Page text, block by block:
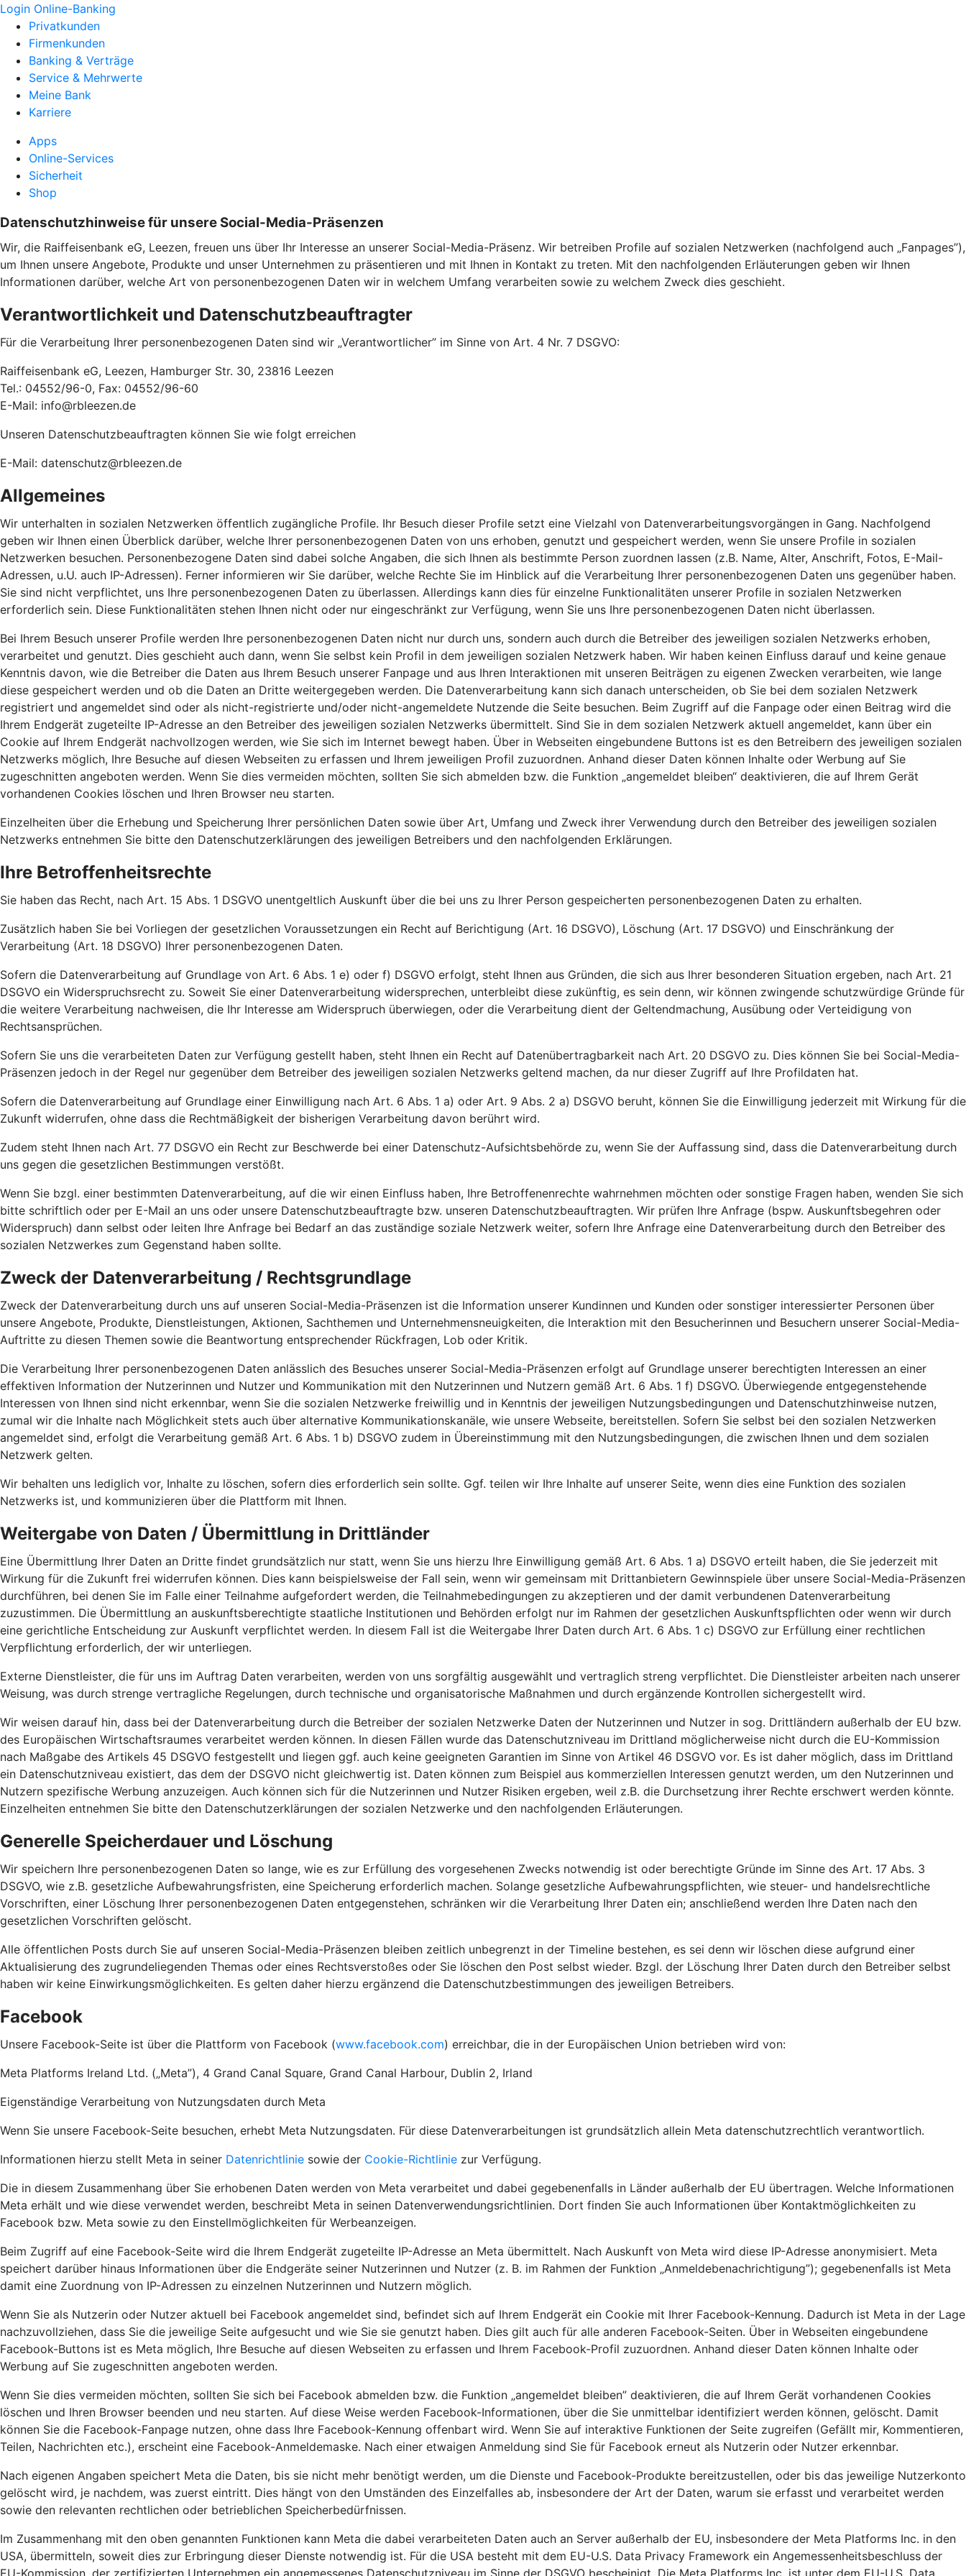
Login Online-Banking
Privatkunden
Firmenkunden
Banking & Verträge
Service & Mehrwerte
Meine Bank
Karriere
Apps
Online-Services
Sicherheit
Shop
Datenschutzhinweise für unsere Social-Media-Präsenzen
Wir, die Raiffeisenbank eG, Leezen, freuen uns über Ihr Interesse an unserer Social-Media-Präsenz. Wir betreiben Profile auf sozialen Netzwerken (nachfolgend auch „Fanpages”),
um Ihnen unsere Angebote, Produkte und unser Unternehmen zu präsentieren und mit Ihnen in Kontakt zu treten. Mit den nachfolgenden Erläuterungen geben wir Ihnen
Informationen darüber, welche Art von personenbezogenen Daten wir in welchem Umfang verarbeiten sowie zu welchem Zweck dies geschieht.
Verantwortlichkeit und Datenschutzbeauftragter
Für die Verarbeitung Ihrer personenbezogenen Daten sind wir „Verantwortlicher” im Sinne von Art. 4 Nr. 7 DSGVO:
Raiffeisenbank eG, Leezen, Hamburger Str. 30, 23816 Leezen
Tel.: 04552/96-0, Fax: 04552/96-60
E-Mail: info@rbleezen.de
Unseren Datenschutzbeauftragten können Sie wie folgt erreichen
E-Mail: datenschutz@rbleezen.de
Allgemeines
Wir unterhalten in sozialen Netzwerken öffentlich zugängliche Profile. Ihr Besuch dieser Profile setzt eine Vielzahl von Datenverarbeitungsvorgängen in Gang. Nachfolgend
geben wir Ihnen einen Überblick darüber, welche Ihrer personenbezogenen Daten von uns erhoben, genutzt und gespeichert werden, wenn Sie unsere Profile in sozialen
Netzwerken besuchen. Personenbezogene Daten sind dabei solche Angaben, die sich Ihnen als bestimmte Person zuordnen lassen (z.B. Name, Alter, Anschrift, Fotos, E-Mail-
Adressen, u.U. auch IP-Adressen). Ferner informieren wir Sie darüber, welche Rechte Sie im Hinblick auf die Verarbeitung Ihrer personenbezogenen Daten uns gegenüber haben.
Sie sind nicht verpflichtet, uns Ihre personenbezogenen Daten zu überlassen. Allerdings kann dies für einzelne Funktionalitäten unserer Profile in sozialen Netzwerken
erforderlich sein. Diese Funktionalitäten stehen Ihnen nicht oder nur eingeschränkt zur Verfügung, wenn Sie uns Ihre personenbezogenen Daten nicht überlassen.
Bei Ihrem Besuch unserer Profile werden Ihre personenbezogenen Daten nicht nur durch uns, sondern auch durch die Betreiber des jeweiligen sozialen Netzwerks erhoben,
verarbeitet und genutzt. Dies geschieht auch dann, wenn Sie selbst kein Profil in dem jeweiligen sozialen Netzwerk haben. Wir haben keinen Einfluss darauf und keine genaue
Kenntnis davon, wie die Betreiber die Daten aus Ihrem Besuch unserer Fanpage und aus Ihren Interaktionen mit unseren Beiträgen zu eigenen Zwecken verarbeiten, wie lange
diese gespeichert werden und ob die Daten an Dritte weitergegeben werden. Die Datenverarbeitung kann sich danach unterscheiden, ob Sie bei dem sozialen Netzwerk
registriert und angemeldet sind oder als nicht-registrierte und/oder nicht-angemeldete Nutzende die Seite besuchen. Beim Zugriff auf die Fanpage oder einen Beitrag wird die
Ihrem Endgerät zugeteilte IP-Adresse an den Betreiber des jeweiligen sozialen Netzwerks übermittelt. Sind Sie in dem sozialen Netzwerk aktuell angemeldet, kann über ein
Cookie auf Ihrem Endgerät nachvollzogen werden, wie Sie sich im Internet bewegt haben. Über in Webseiten eingebundene Buttons ist es den Betreibern des jeweiligen sozialen
Netzwerks möglich, Ihre Besuche auf diesen Webseiten zu erfassen und Ihrem jeweiligen Profil zuzuordnen. Anhand dieser Daten können Inhalte oder Werbung auf Sie
zugeschnitten angeboten werden. Wenn Sie dies vermeiden möchten, sollten Sie sich abmelden bzw. die Funktion „angemeldet bleiben“ deaktivieren, die auf Ihrem Gerät
vorhandenen Cookies löschen und Ihren Browser neu starten.
Einzelheiten über die Erhebung und Speicherung Ihrer persönlichen Daten sowie über Art, Umfang und Zweck ihrer Verwendung durch den Betreiber des jeweiligen sozialen
Netzwerks entnehmen Sie bitte den Datenschutzerklärungen des jeweiligen Betreibers und den nachfolgenden Erklärungen.
Ihre Betroffenheitsrechte
Sie haben das Recht, nach Art. 15 Abs. 1 DSGVO unentgeltlich Auskunft über die bei uns zu Ihrer Person gespeicherten personenbezogenen Daten zu erhalten.
Zusätzlich haben Sie bei Vorliegen der gesetzlichen Voraussetzungen ein Recht auf Berichtigung (Art. 16 DSGVO), Löschung (Art. 17 DSGVO) und Einschränkung der
Verarbeitung (Art. 18 DSGVO) Ihrer personenbezogenen Daten.
Sofern die Datenverarbeitung auf Grundlage von Art. 6 Abs. 1 e) oder f) DSGVO erfolgt, steht Ihnen aus Gründen, die sich aus Ihrer besonderen Situation ergeben, nach Art. 21
DSGVO ein Widerspruchsrecht zu. Soweit Sie einer Datenverarbeitung widersprechen, unterbleibt diese zukünftig, es sein denn, wir können zwingende schutzwürdige Gründe für
die weitere Verarbeitung nachweisen, die Ihr Interesse am Widerspruch überwiegen, oder die Verarbeitung dient der Geltendmachung, Ausübung oder Verteidigung von
Rechtsansprüchen.
Sofern Sie uns die verarbeiteten Daten zur Verfügung gestellt haben, steht Ihnen ein Recht auf Datenübertragbarkeit nach Art. 20 DSGVO zu. Dies können Sie bei Social-Media-
Präsenzen jedoch in der Regel nur gegenüber dem Betreiber des jeweiligen sozialen Netzwerks geltend machen, da nur dieser Zugriff auf Ihre Profildaten hat.
Sofern die Datenverarbeitung auf Grundlage einer Einwilligung nach Art. 6 Abs. 1 a) oder Art. 9 Abs. 2 a) DSGVO beruht, können Sie die Einwilligung jederzeit mit Wirkung für die
Zukunft widerrufen, ohne dass die Rechtmäßigkeit der bisherigen Verarbeitung davon berührt wird.
Zudem steht Ihnen nach Art. 77 DSGVO ein Recht zur Beschwerde bei einer Datenschutz-Aufsichtsbehörde zu, wenn Sie der Auffassung sind, dass die Datenverarbeitung durch
uns gegen die gesetzlichen Bestimmungen verstößt.
Wenn Sie bzgl. einer bestimmten Datenverarbeitung, auf die wir einen Einfluss haben, Ihre Betroffenenrechte wahrnehmen möchten oder sonstige Fragen haben, wenden Sie sich
bitte schriftlich oder per E-Mail an uns oder unsere Datenschutzbeauftragte bzw. unseren Datenschutzbeauftragten. Wir prüfen Ihre Anfrage (bspw. Auskunftsbegehren oder
Widerspruch) dann selbst oder leiten Ihre Anfrage bei Bedarf an das zuständige soziale Netzwerk weiter, sofern Ihre Anfrage eine Datenverarbeitung durch den Betreiber des
sozialen Netzwerkes zum Gegenstand haben sollte.
Zweck der Datenverarbeitung / Rechtsgrundlage
Zweck der Datenverarbeitung durch uns auf unseren Social-Media-Präsenzen ist die Information unserer Kundinnen und Kunden oder sonstiger interessierter Personen über
unsere Angebote, Produkte, Dienstleistungen, Aktionen, Sachthemen und Unternehmensneuigkeiten, die Interaktion mit den Besucherinnen und Besuchern unserer Social-Media-
Auftritte zu diesen Themen sowie die Beantwortung entsprechender Rückfragen, Lob oder Kritik.
Die Verarbeitung Ihrer personenbezogenen Daten anlässlich des Besuches unserer Social-Media-Präsenzen erfolgt auf Grundlage unserer berechtigten Interessen an einer
effektiven Information der Nutzerinnen und Nutzer und Kommunikation mit den Nutzerinnen und Nutzern gemäß Art. 6 Abs. 1 f) DSGVO. Überwiegende entgegenstehende
Interessen von Ihnen sind nicht erkennbar, wenn Sie die sozialen Netzwerke freiwillig und in Kenntnis der jeweiligen Nutzungsbedingungen und Datenschutzhinweise nutzen,
zumal wir die Inhalte nach Möglichkeit stets auch über alternative Kommunikationskanäle, wie unsere Webseite, bereitstellen. Sofern Sie selbst bei den sozialen Netzwerken
angemeldet sind, erfolgt die Verarbeitung gemäß Art. 6 Abs. 1 b) DSGVO zudem in Übereinstimmung mit den Nutzungsbedingungen, die zwischen Ihnen und dem sozialen
Netzwerk gelten.
Wir behalten uns lediglich vor, Inhalte zu löschen, sofern dies erforderlich sein sollte. Ggf. teilen wir Ihre Inhalte auf unserer Seite, wenn dies eine Funktion des sozialen
Netzwerks ist, und kommunizieren über die Plattform mit Ihnen.
Weitergabe von Daten / Übermittlung in Drittländer
Eine Übermittlung Ihrer Daten an Dritte findet grundsätzlich nur statt, wenn Sie uns hierzu Ihre Einwilligung gemäß Art. 6 Abs. 1 a) DSGVO erteilt haben, die Sie jederzeit mit
Wirkung für die Zukunft frei widerrufen können. Dies kann beispielsweise der Fall sein, wenn wir gemeinsam mit Drittanbietern Gewinnspiele über unsere Social-Media-Präsenzen
durchführen, bei denen Sie im Falle einer Teilnahme aufgefordert werden, die Teilnahmebedingungen zu akzeptieren und der damit verbundenen Datenverarbeitung
zuzustimmen. Die Übermittlung an auskunftsberechtigte staatliche Institutionen und Behörden erfolgt nur im Rahmen der gesetzlichen Auskunftspflichten oder wenn wir durch
eine gerichtliche Entscheidung zur Auskunft verpflichtet werden. In diesem Fall ist die Weitergabe Ihrer Daten durch Art. 6 Abs. 1 c) DSGVO zur Erfüllung einer rechtlichen
Verpflichtung erforderlich, der wir unterliegen.
Externe Dienstleister, die für uns im Auftrag Daten verarbeiten, werden von uns sorgfältig ausgewählt und vertraglich streng verpflichtet. Die Dienstleister arbeiten nach unserer
Weisung, was durch strenge vertragliche Regelungen, durch technische und organisatorische Maßnahmen und durch ergänzende Kontrollen sichergestellt wird.
Wir weisen darauf hin, dass bei der Datenverarbeitung durch die Betreiber der sozialen Netzwerke Daten der Nutzerinnen und Nutzer in sog. Drittländern außerhalb der EU bzw.
des Europäischen Wirtschaftsraumes verarbeitet werden können. In diesen Fällen wurde das Datenschutzniveau im Drittland möglicherweise nicht durch die EU-Kommission
nach Maßgabe des Artikels 45 DSGVO festgestellt und liegen ggf. auch keine geeigneten Garantien im Sinne von Artikel 46 DSGVO vor. Es ist daher möglich, dass im Drittland
ein Datenschutzniveau existiert, das dem der DSGVO nicht gleichwertig ist. Daten können zum Beispiel aus kommerziellen Interessen genutzt werden, um den Nutzerinnen und
Nutzern spezifische Werbung anzuzeigen. Auch können sich für die Nutzerinnen und Nutzer Risiken ergeben, weil z.B. die Durchsetzung ihrer Rechte erschwert werden könnte.
Einzelheiten entnehmen Sie bitte den Datenschutzerklärungen der sozialen Netzwerke und den nachfolgenden Erläuterungen.
Generelle Speicherdauer und Löschung
Wir speichern Ihre personenbezogenen Daten so lange, wie es zur Erfüllung des vorgesehenen Zwecks notwendig ist oder berechtigte Gründe im Sinne des Art. 17 Abs. 3
DSGVO, wie z.B. gesetzliche Aufbewahrungsfristen, eine Speicherung erforderlich machen. Solange gesetzliche Aufbewahrungspflichten, wie steuer- und handelsrechtliche
Vorschriften, einer Löschung Ihrer personenbezogenen Daten entgegenstehen, schränken wir die Verarbeitung Ihrer Daten ein; anschließend werden Ihre Daten nach den
gesetzlichen Vorschriften gelöscht.
Alle öffentlichen Posts durch Sie auf unseren Social-Media-Präsenzen bleiben zeitlich unbegrenzt in der Timeline bestehen, es sei denn wir löschen diese aufgrund einer
Aktualisierung des zugrundeliegenden Themas oder eines Rechtsverstoßes oder Sie löschen den Post selbst wieder. Bzgl. der Löschung Ihrer Daten durch den Betreiber selbst
haben wir keine Einwirkungsmöglichkeiten. Es gelten daher hierzu ergänzend die Datenschutzbestimmungen des jeweiligen Betreibers.
Facebook
Unsere Facebook-Seite ist über die Plattform von Facebook (www.facebook.com) erreichbar, die in der Europäischen Union betrieben wird von:
Meta Platforms Ireland Ltd. („Meta”), 4 Grand Canal Square, Grand Canal Harbour, Dublin 2, Irland
Eigenständige Verarbeitung von Nutzungsdaten durch Meta
Wenn Sie unsere Facebook-Seite besuchen, erhebt Meta Nutzungsdaten. Für diese Datenverarbeitungen ist grundsätzlich allein Meta datenschutzrechtlich verantwortlich.
Informationen hierzu stellt Meta in seiner Datenrichtlinie sowie der Cookie-Richtlinie zur Verfügung.
Die in diesem Zusammenhang über Sie erhobenen Daten werden von Meta verarbeitet und dabei gegebenenfalls in Länder außerhalb der EU übertragen. Welche Informationen
Meta erhält und wie diese verwendet werden, beschreibt Meta in seinen Datenverwendungsrichtlinien. Dort finden Sie auch Informationen über Kontaktmöglichkeiten zu
Facebook bzw. Meta sowie zu den Einstellmöglichkeiten für Werbeanzeigen.
Beim Zugriff auf eine Facebook-Seite wird die Ihrem Endgerät zugeteilte IP-Adresse an Meta übermittelt. Nach Auskunft von Meta wird diese IP-Adresse anonymisiert. Meta
speichert darüber hinaus Informationen über die Endgeräte seiner Nutzerinnen und Nutzer (z. B. im Rahmen der Funktion „Anmeldebenachrichtigung”); gegebenenfalls ist Meta
damit eine Zuordnung von IP-Adressen zu einzelnen Nutzerinnen und Nutzern möglich.
Wenn Sie als Nutzerin oder Nutzer aktuell bei Facebook angemeldet sind, befindet sich auf Ihrem Endgerät ein Cookie mit Ihrer Facebook-Kennung. Dadurch ist Meta in der Lage
nachzuvollziehen, dass Sie die jeweilige Seite aufgesucht und wie Sie sie genutzt haben. Dies gilt auch für alle anderen Facebook-Seiten. Über in Webseiten eingebundene
Facebook-Buttons ist es Meta möglich, Ihre Besuche auf diesen Webseiten zu erfassen und Ihrem Facebook-Profil zuzuordnen. Anhand dieser Daten können Inhalte oder
Werbung auf Sie zugeschnitten angeboten werden.
Wenn Sie dies vermeiden möchten, sollten Sie sich bei Facebook abmelden bzw. die Funktion „angemeldet bleiben” deaktivieren, die auf Ihrem Gerät vorhandenen Cookies
löschen und Ihren Browser beenden und neu starten. Auf diese Weise werden Facebook-Informationen, über die Sie unmittelbar identifiziert werden können, gelöscht. Damit
können Sie die Facebook-Fanpage nutzen, ohne dass Ihre Facebook-Kennung offenbart wird. Wenn Sie auf interaktive Funktionen der Seite zugreifen (Gefällt mir, Kommentieren,
Teilen, Nachrichten etc.), erscheint eine Facebook-Anmeldemaske. Nach einer etwaigen Anmeldung sind Sie für Facebook erneut als Nutzerin oder Nutzer erkennbar.
Nach eigenen Angaben speichert Meta die Daten, bis sie nicht mehr benötigt werden, um die Dienste und Facebook-Produkte bereitzustellen, oder bis das jeweilige Nutzerkonto
gelöscht wird, je nachdem, was zuerst eintritt. Dies hängt von den Umständen des Einzelfalles ab, insbesondere der Art der Daten, warum sie erfasst und verarbeitet werden
sowie den relevanten rechtlichen oder betrieblichen Speicherbedürfnissen.
Im Zusammenhang mit den oben genannten Funktionen kann Meta die dabei verarbeiteten Daten auch an Server außerhalb der EU, insbesondere der Meta Platforms Inc. in den
USA, übermitteln, soweit dies zur Erbringung dieser Dienste notwendig ist. Für die USA besteht mit dem EU-U.S. Data Privacy Framework ein Angemessenheitsbeschluss der
EU-Kommission, der zertifizierten Unternehmen ein angemessenes Datenschutzniveau im Sinne der DSGVO bescheinigt. Die Meta Platforms Inc. ist unter dem EU-U.S. Data